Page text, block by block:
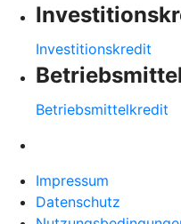
Investitionskredit
Betriebsmittelkredit
Impressum
Datenschutz